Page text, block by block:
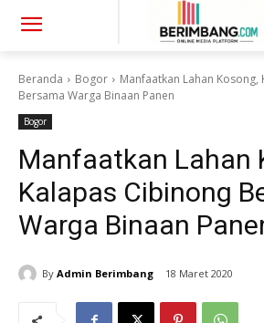
Beranda Bogor
Manfaatkan Lahan
Bersama Warga Binaan Panen
Bogor
Manfaatkan Lahan
Kalapas Cibinong
Warga Binaan
By Admin Berimbang 18 Maret 2020